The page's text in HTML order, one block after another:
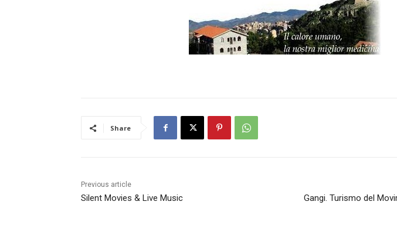
Share
Previous article
Silent Movies & Live Music
Gangi. Turismo del